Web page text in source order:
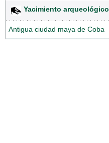
Yacimiento arqueológico
Antigua ciudad maya de Coba